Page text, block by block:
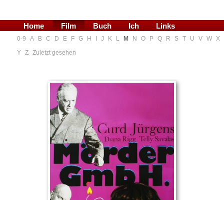
Home Film Buch Ich Links
0-9 A B C D E F G H J K L M N O P Q R S T U V W X
Y Z Zuletzt gesehen